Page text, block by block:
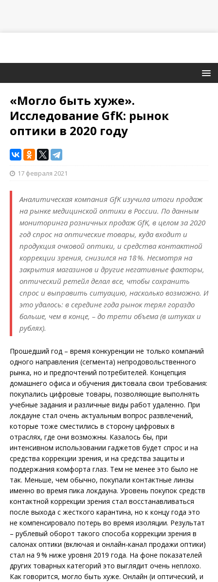
«Могло быть хуже».
Исследование GfK: рынок
оптики в 2020 году
17 февраля 2021
Аналитическая компания GfK изучила итоги продаж
на рынке медицинской оптики в России. По данным
мониторинга розничных продаж GfK, в целом за 2020
год спрос на оптические товары, куда входит и
продукция очковой оптики, и средства контактной
коррекции зрения, снизился на 18 %. Несмотря на
закрытия магазинов и другие негативные факторы,
оптический ретейл делал все, чтобы сохранить
спрос и выправить ситуацию, насколько возможно. И
это удалось: в середине года ры­­нок терял гораздо
больше, чем в конце, – до трети объема (в штуках и
рублях).
Прошедший год – время конкуренции не только компаний
одного направления (сегмента) непродовольственного
рынка, но и предпочтений потребителей. Концепция
домашнего офиса и обучения диктовала свои требования:
покупались цифровые товары, позволяющие выполнять
учебные задания и различные виды работ удаленно. При
локдауне стал очень актуальным вопрос развлечений,
которые тоже сместились в сторону цифровых в
отраслях, где они возможны. Казалось бы, при
интенсивном использовании гаджетов будет спрос и на
средства коррекции зрения, и на средства защиты и
поддержания комфорта глаз. Тем не менее это было не
так. Меньше, чем обычно, покупали контактные линзы
именно во время пика локдауна. Уровень покупок средств
контактной коррекции зрения стал восстанавливаться
после выхода с жесткого карантина, но к концу года это
не компенсировало потерь во время изоляции. Результат
– рублевый оборот такого способа коррекции зрения в
салонах оптики (включая и онлайн-канал продажи оптики)
стал на 9 % ниже уровня 2019 года. На фоне показателей
других товарных категорий это выглядит очень неплохо.
Как говорится, могло быть хуже. Онлайн (и оптический, и